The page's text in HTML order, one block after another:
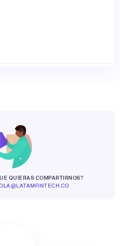
QUIERAS COMPARTIRNOS?